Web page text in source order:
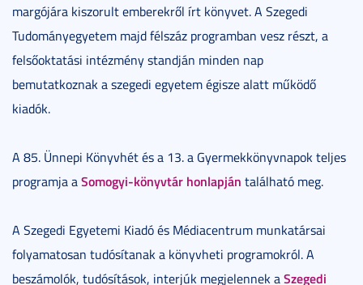
margójára kiszorult emberekről írt könyvet. A Szegedi
Tudományegyetem majd félszáz programban vesz részt, a
felsőoktatási intézmény standján minden nap
bemutatkoznak a szegedi egyetem égisze alatt működő
kiadók.
A 85. Ünnepi Könyvhét és a 13. a Gyermekkönyvnapok teljes
programja aSomogyi-könyvtár honlapján található meg.
A Szegedi Egyetemi Kiadó és Médiacentrum munkatársai
folyamatosan tudósítanak a könyvheti programokról. A
beszámolók, tudósítások, interjúk megjelennek aSzegedi